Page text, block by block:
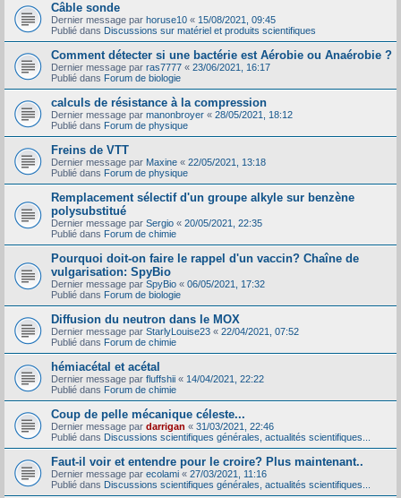
Câble sonde
Dernier message par horuse10 « 15/08/2021, 09:45
Publié dans Discussions sur matériel et produits scientifiques
Comment détecter si une bactérie est Aérobie ou Anaérobie ?
Dernier message par ras7777 « 23/06/2021, 16:17
Publié dans Forum de biologie
calculs de résistance à la compression
Dernier message par manonbroyer « 28/05/2021, 18:12
Publié dans Forum de physique
Freins de VTT
Dernier message par Maxine « 22/05/2021, 13:18
Publié dans Forum de physique
Remplacement sélectif d'un groupe alkyle sur benzène
polysubstitué
Dernier message par Sergio « 20/05/2021, 22:35
Publié dans Forum de chimie
Pourquoi doit-on faire le rappel d'un vaccin? Chaîne de
vulgarisation: SpyBio
Dernier message par SpyBio « 06/05/2021, 17:32
Publié dans Forum de biologie
Diffusion du neutron dans le MOX
Dernier message par StarlyLouise23 « 22/04/2021, 07:52
Publié dans Forum de chimie
hémiacétal et acétal
Dernier message par fluffshii « 14/04/2021, 22:22
Publié dans Forum de chimie
Coup de pelle mécanique céleste...
Dernier message par darrigan « 31/03/2021, 22:46
Publié dans Discussions scientifiques générales, actualités scientifiques...
Faut-il voir et entendre pour le croire? Plus maintenant..
Dernier message par ecolami « 27/03/2021, 11:16
Publié dans Discussions scientifiques générales, actualités scientifiques...